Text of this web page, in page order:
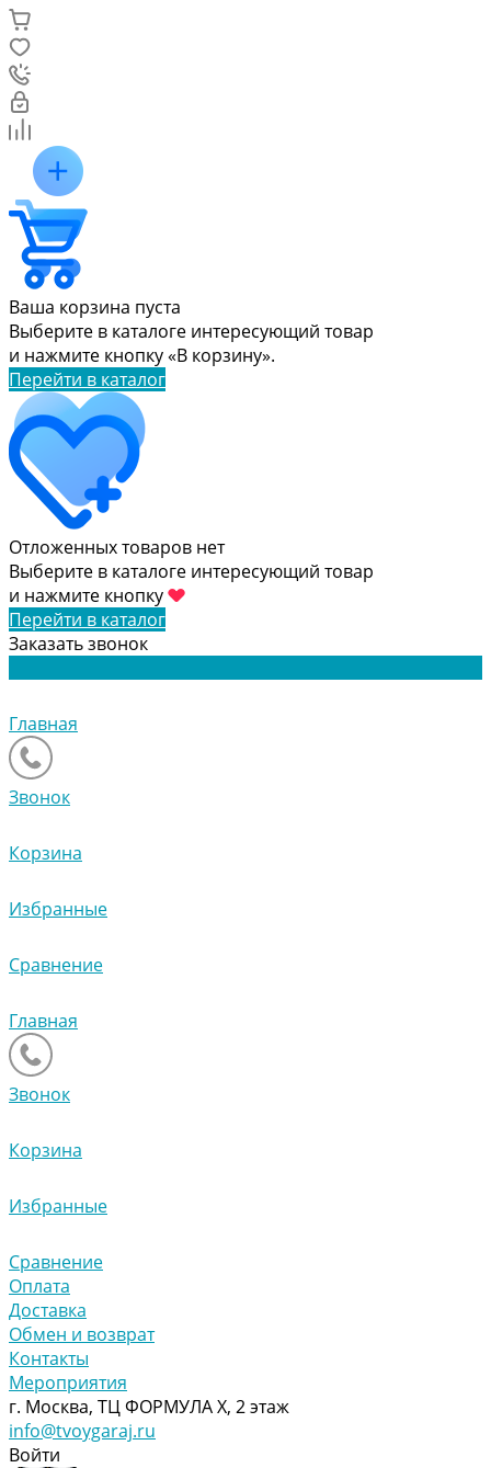
Ваша корзина пуста
Выберите в каталоге интересующий товар
и нажмите кнопку «В корзину».
Перейти в каталог
Отложенных товаров нет
Выберите в каталоге интересующий товар
и нажмите кнопку
Перейти в каталог
Заказать звонок
Главная
Звонок
Корзина
Избранные
Сравнение
Главная
Звонок
Корзина
Избранные
Сравнение
Оплата
Доставка
Обмен и возврат
Контакты
Мероприятия
г. Москва, ТЦ ФОРМУЛА Х, 2 этаж
info@tvoygaraj.ru
Войти